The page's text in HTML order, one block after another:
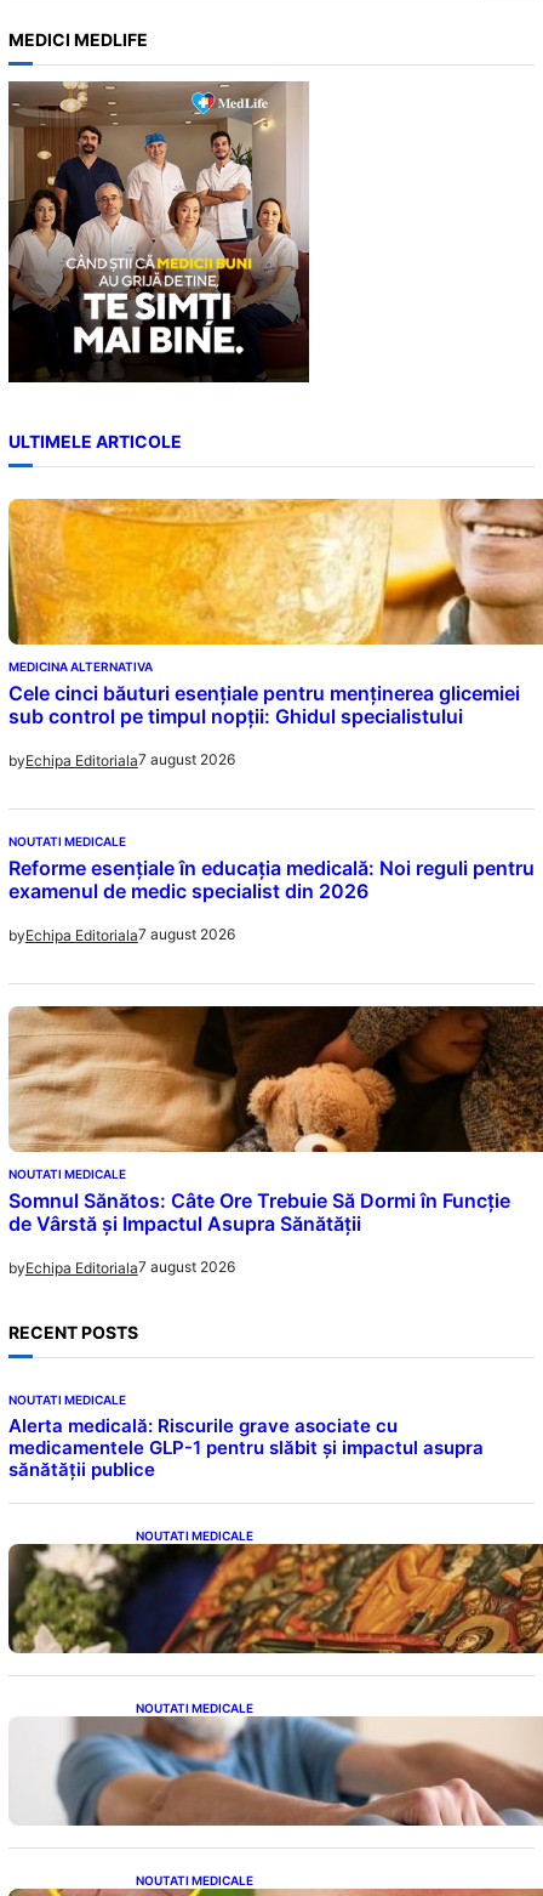
a
r
c
h
MEDICI MEDLIFE
ULTIMELE ARTICOLE
MEDICINA ALTERNATIVA
Cele cinci băuturi esențiale pentru menținerea glicemiei
sub control pe timpul nopții: Ghidul specialistului
byEchipa Editoriala7 august 2026
NOUTATI MEDICALE
Reforme esențiale în educația medicală: Noi reguli pentru
examenul de medic specialist din 2026
byEchipa Editoriala7 august 2026
NOUTATI MEDICALE
Somnul Sănătos: Câte Ore Trebuie Să Dormi în Funcție
de Vârstă și Impactul Asupra Sănătății
byEchipa Editoriala7 august 2026
RECENT POSTS
NOUTATI MEDICALE
Alerta medicală: Riscurile grave asociate cu
medicamentele GLP-1 pentru slăbit și impactul asupra
sănătății publice
NOUTATI MEDICALE
Postul Adormirii Maicii Domnului: Tradiții,
Superstiții și Implicații Spiritualitate în 2026
NOUTATI MEDICALE
Îmbunătățirea sănătății cardiovasculare:
Patru exerciții simple pentru reducerea
tensiunii arteriale la domiciliu
NOUTATI MEDICALE